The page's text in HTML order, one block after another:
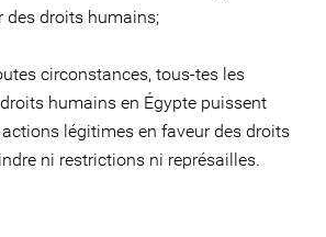
des droits humains;
circonstances, tous-tes les
humains en Égypte puissent
légitimes en faveur des droits
ni restrictions ni représailles.